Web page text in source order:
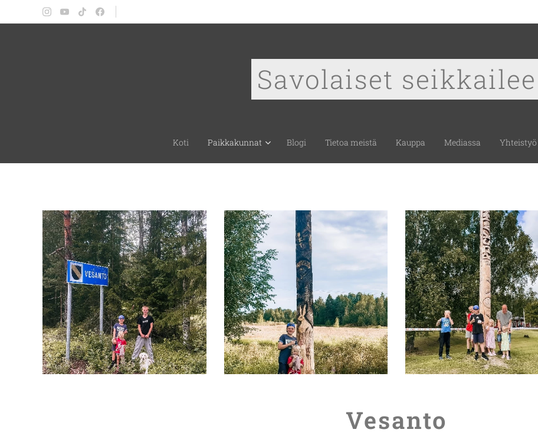
Savolaiset seikkailee
Koti Paikkakunnat Blogi Tietoa meistä Kauppa Mediassa Yhteistyö
Vesanto